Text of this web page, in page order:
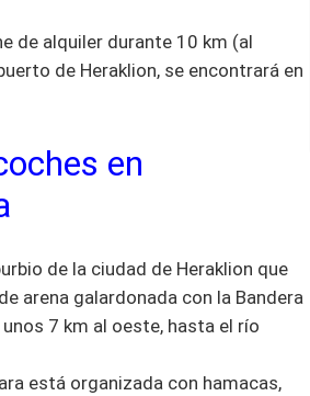
de alquiler durante 10 km (al
de Heraklion, se encontrará en
en
de la ciudad de Heraklion que
arena galardonada con la Bandera
7 km al oeste, hasta el río
está organizada con hamacas,